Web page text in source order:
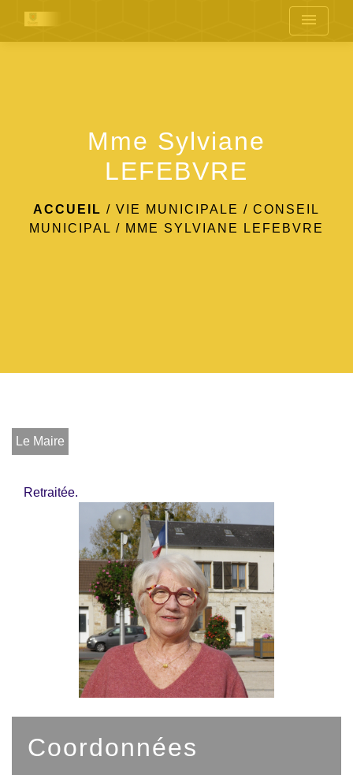
menu
Mme Sylviane
LEFEBVRE
ACCUEIL / VIE MUNICIPALE / CONSEIL
MUNICIPAL / MME SYLVIANE LEFEBVRE
Le Maire
Retraitée.
Coordonnées